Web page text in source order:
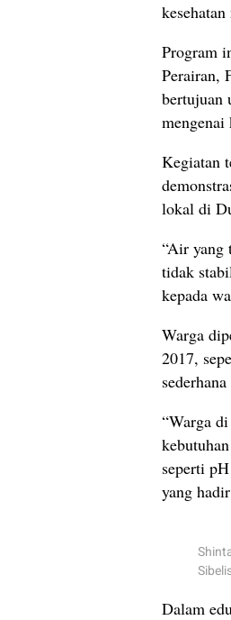
kesehatan
Program
Perairan,
bertujuan
mengenai
Kegiatan
lokal di
“Air yang
tidak
kepada
Warga
2017,
“Warga
seperti
yang
Dalam